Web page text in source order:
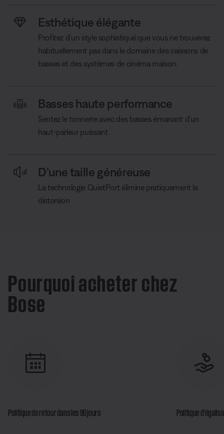
Esthétique élégante
Profitez d’un style sophistiqué que vous ne trouverez
habituellement pas dans le domaine des caissons de
basses et des systèmes de cinéma maison.
Basses haute performance
Sentez le tonnerre avec des basses émanant d’un
haut-parleur puissant
D’une taille généreuse
La technologie QuietPort élimine pratiquement la
distorsion
Pourquoi acheter chez
Bose
Politique de retour dans les 90 jours Politique